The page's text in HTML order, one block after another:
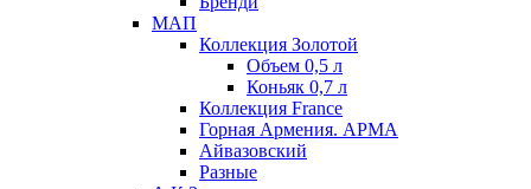
МАП
Коллекция Золотой
Объем 0,5 л
Коньяк 0,7 л
Коллекция France
Горная Армения. АРМА
Айвазовский
Разные